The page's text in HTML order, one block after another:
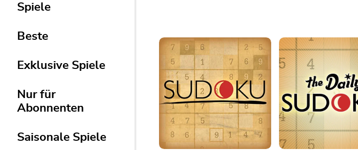
Spiele
Beste
Exklusive Spiele
Nur für
Abonnenten
Saisonale Spiele